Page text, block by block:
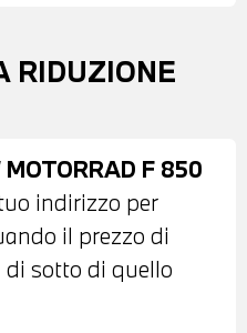
- SELLA IN
-
DI GUIDA PRO -
MARCIA PRO -
- POSSIBILITA'
PER
RIDUZIONE
MOTORRAD F 850
indirizzo per
il prezzo di
sotto di quello